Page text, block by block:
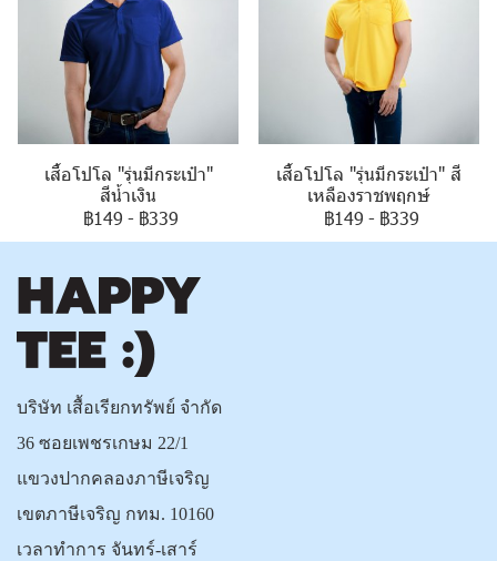
เสื้อโปโล "รุ่นมีกระเป๋า"
สีน้ำเงิน
฿149 - ฿339
เสื้อโปโล "รุ่นมีกระเป๋า" สี
เหลืองราชพฤกษ์
฿149 - ฿339
บริษัท เสื้อเรียกทรัพย์ จำกัด
36 ซอยเพชรเกษม 22/1
แขวงปากคลองภาษีเจริญ
เขตภาษีเจริญ กทม. 10160
เวลาทำการ จันทร์-เสาร์